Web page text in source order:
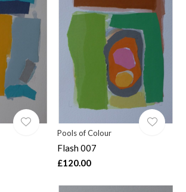
Pools of Colour
Flash 007
£120.00